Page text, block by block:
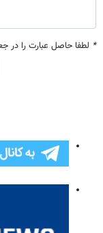
* لطفا حاصل عبارت را در